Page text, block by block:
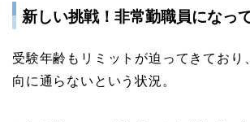
新しい挑戦！非常勤職員になっ
受験年齢もリミットが迫ってきており
向に通らないという状況。